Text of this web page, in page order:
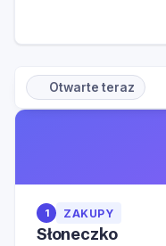
Otwarte teraz
1 ZAKUPY
Słoneczko